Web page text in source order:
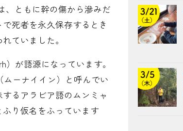
、ともに幹の傷から滲みだ
死者を永久保存するとき
ていました。
が語源になっています。
ムーナイイン）と呼んでい
るアラビア語のムンミャ
り仮名をふっています